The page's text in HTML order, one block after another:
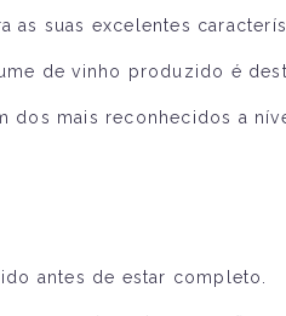
suas excelentes
de vinho produzido é
mais reconhecidos a
antes de estar completo.